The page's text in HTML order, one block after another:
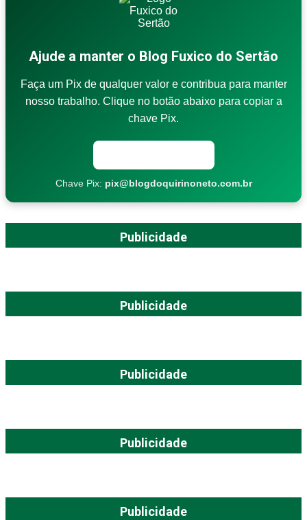
Ajude a manter o Blog Fuxico do Sertão
Faça um Pix de qualquer valor e contribua para manter
nosso trabalho. Clique no botão abaixo para copiar a
chave Pix.
Chave Pix: pix@blogdoquirinoneto.com.br
Publicidade
Publicidade
Publicidade
Publicidade
Publicidade